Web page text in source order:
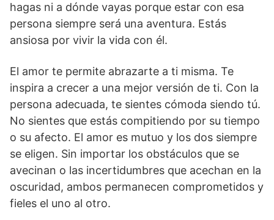
hagas ni a dónde vayas porque estar con esa
persona siempre será una aventura. Estás
ansiosa por vivir la vida con él.
El amor te permite abrazarte a ti misma. Te
inspira a crecer a una mejor versión de ti. Con la
persona adecuada, te sientes cómoda siendo tú.
No sientes que estás compitiendo por su tiempo
o su afecto. El amor es mutuo y los dos siempre
se eligen. Sin importar los obstáculos que se
avecinan o las incertidumbres que acechan en la
oscuridad, ambos permanecen comprometidos y
fieles el uno al otro.